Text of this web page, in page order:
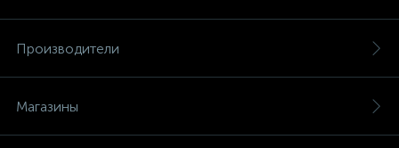
Производители
Магазины